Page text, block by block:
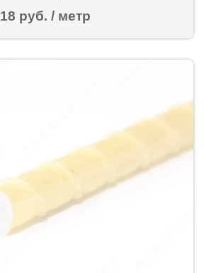
18 руб. / метр